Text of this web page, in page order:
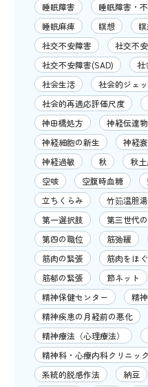
睡眠障害
睡眠障害・
睡眠麻痺
瞑想
社交不安障害
社交不
社交不安障害(SAD)
社
社会生活
社会的ジェ
社会的再適応評価尺度
神田橋処方
神経伝達
神経細胞の新生
神経
神経過敏
秋 秋
空咳
空腹時血糖
立ちくらみ
竹筎温胆湯
第一選択肢
第三世代
第四の職位
筋弛緩
筋肉の緊張
筋肉をほ
筋郁の緊張
節ネット
精神保健センター
精
精神疾患の月経前の悪化
精神療法（心理療法）
精神科・心療内科クリニック
系統的脱感作法
納豆